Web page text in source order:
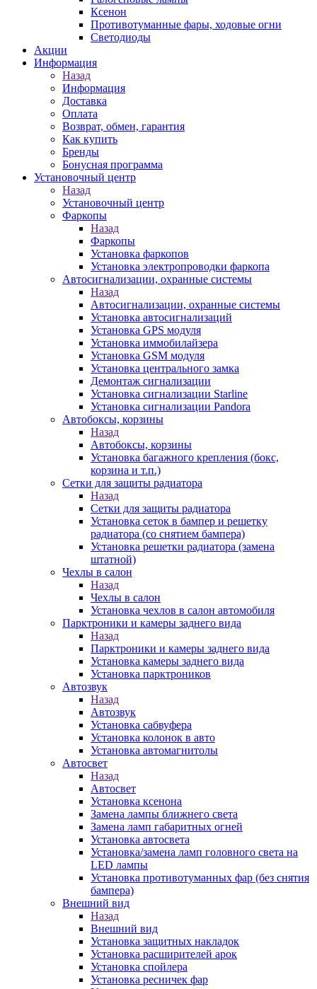
Ксенон
Противотуманные фары, ходовые огни
Светодиоды
Акции
Информация
Назад
Информация
Доставка
Оплата
Возврат, обмен, гарантия
Как купить
Бренды
Бонусная программа
Установочный центр
Назад
Установочный центр
Фаркопы
Назад
Фаркопы
Установка фаркопов
Установка электропроводки фаркопа
Автосигнализации, охранные системы
Назад
Автосигнализации, охранные системы
Установка автосигнализаций
Установка GPS модуля
Установка иммобилайзера
Установка GSM модуля
Установка центрального замка
Демонтаж сигнализации
Установка сигнализации Starline
Установка сигнализации Pandora
Автобоксы, корзины
Назад
Автобоксы, корзины
Установка багажного крепления (бокс,
корзина и т.п.)
Сетки для защиты радиатора
Назад
Сетки для защиты радиатора
Установка сеток в бампер и решетку
радиатора (со снятием бампера)
Установка решетки радиатора (замена
штатной)
Чехлы в салон
Назад
Чехлы в салон
Установка чехлов в салон автомобиля
Парктроники и камеры заднего вида
Назад
Парктроники и камеры заднего вида
Установка камеры заднего вида
Установка парктроников
Автозвук
Назад
Автозвук
Установка сабвуфера
Установка колонок в авто
Установка автомагнитолы
Автосвет
Назад
Автосвет
Установка ксенона
Замена лампы ближнего света
Замена ламп габаритных огней
Установка автосвета
Установка/замена ламп головного света на
LED лампы
Установка противотуманных фар (без снятия
бампера)
Внешний вид
Назад
Внешний вид
Установка защитных накладок
Установка расширителей арок
Установка спойлера
Установка ресничек фар